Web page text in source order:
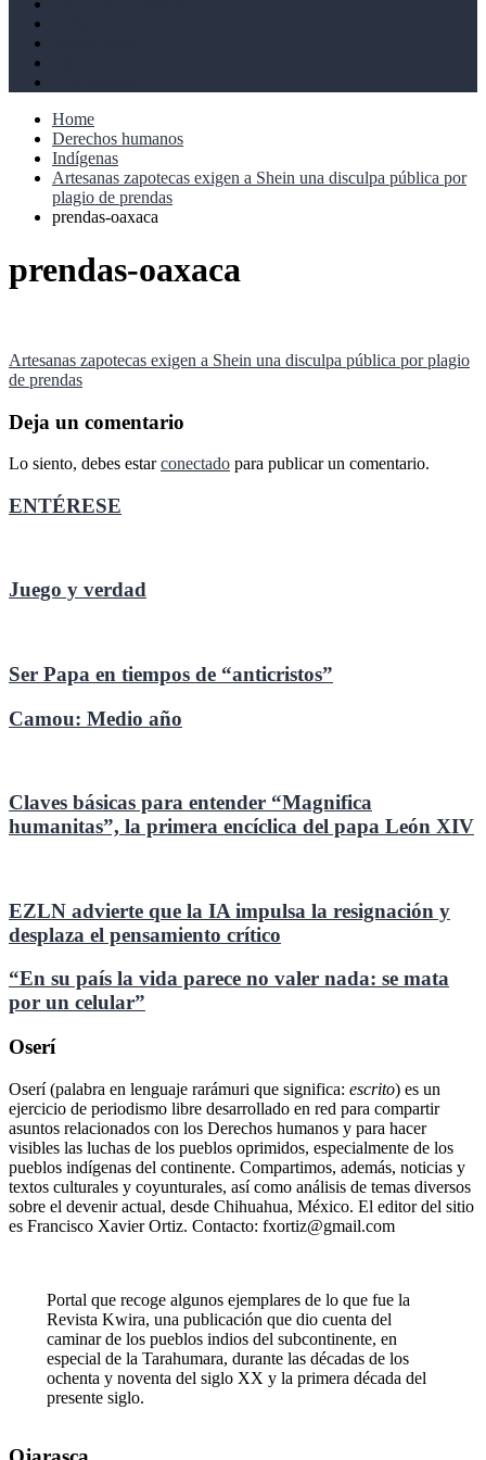
Home
Derechos humanos
Indígenas
Artesanas zapotecas exigen a Shein una disculpa pública por
plagio de prendas
prendas-oaxaca
prendas-oaxaca
Navegación
de
entradas
Artesanas zapotecas exigen a Shein una disculpa pública por plagio
de prendas
Deja un comentario
Lo siento, debes estarconectado para publicar un comentario.
ENTÉRESE
Juego y verdad
Ser Papa en tiempos de “anticristos”
Camou: Medio año
Claves básicas para entender “Magnifica
humanitas”, la primera encíclica del papa León XIV
EZLN advierte que la IA impulsa la resignación y
desplaza el pensamiento crítico
“En su país la vida parece no valer nada: se mata
por un celular”
Oserí
Oserí (palabra en lenguaje rarámuri que significa: escrito) es un
ejercicio de periodismo libre desarrollado en red para compartir
asuntos relacionados con los Derechos humanos y para hacer
visibles las luchas de los pueblos oprimidos, especialmente de los
pueblos indígenas del continente. Compartimos, además, noticias y
textos culturales y coyunturales, así como análisis de temas diversos
sobre el devenir actual, desde Chihuahua, México. El editor del sitio
es Francisco Xavier Ortiz. Contacto: fxortiz@gmail.com
Portal que recoge algunos ejemplares de lo que fue la
Revista Kwira, una publicación que dio cuenta del
caminar de los pueblos indios del subcontinente, en
especial de la Tarahumara, durante las décadas de los
ochenta y noventa del siglo XX y la primera década del
presente siglo.